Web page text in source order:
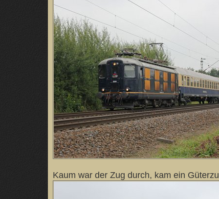
Kaum war der Zug durch, kam ein